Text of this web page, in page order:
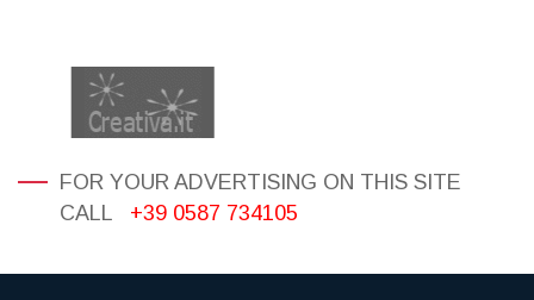
FOR YOUR ADVERTISING ON THIS SITE
CALL
+39 0587 734105